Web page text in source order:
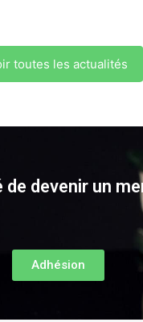
toutes les actualités
devenir un
Adhésion